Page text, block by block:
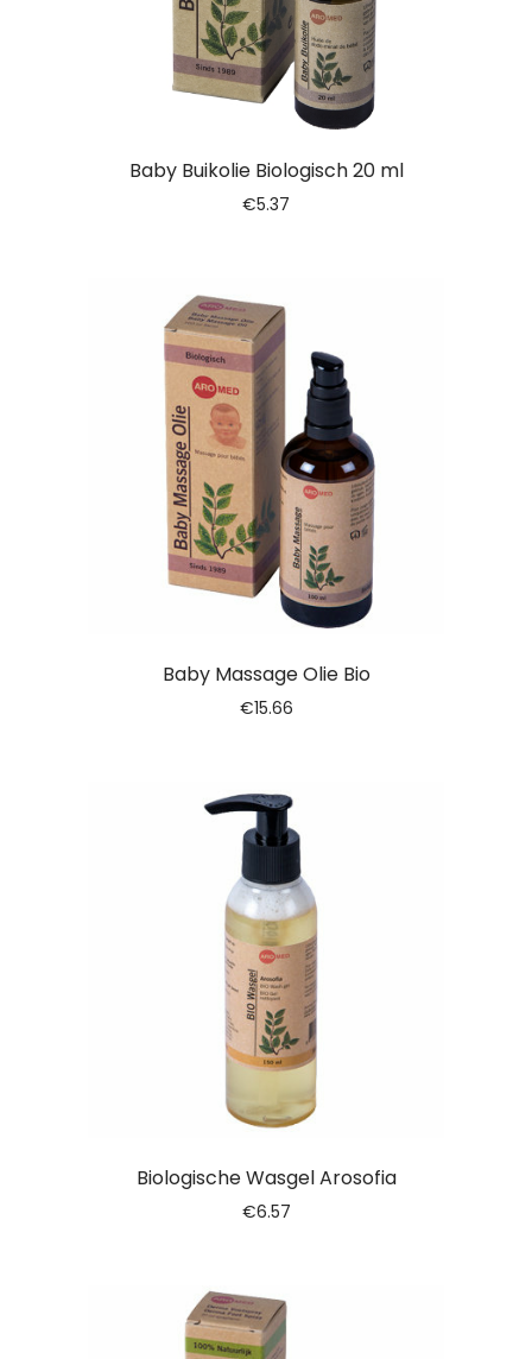
Baby Buikolie Biologisch 20 ml
€5.37
Baby Massage Olie Bio
€15.66
Biologische Wasgel Arosofia
€6.57